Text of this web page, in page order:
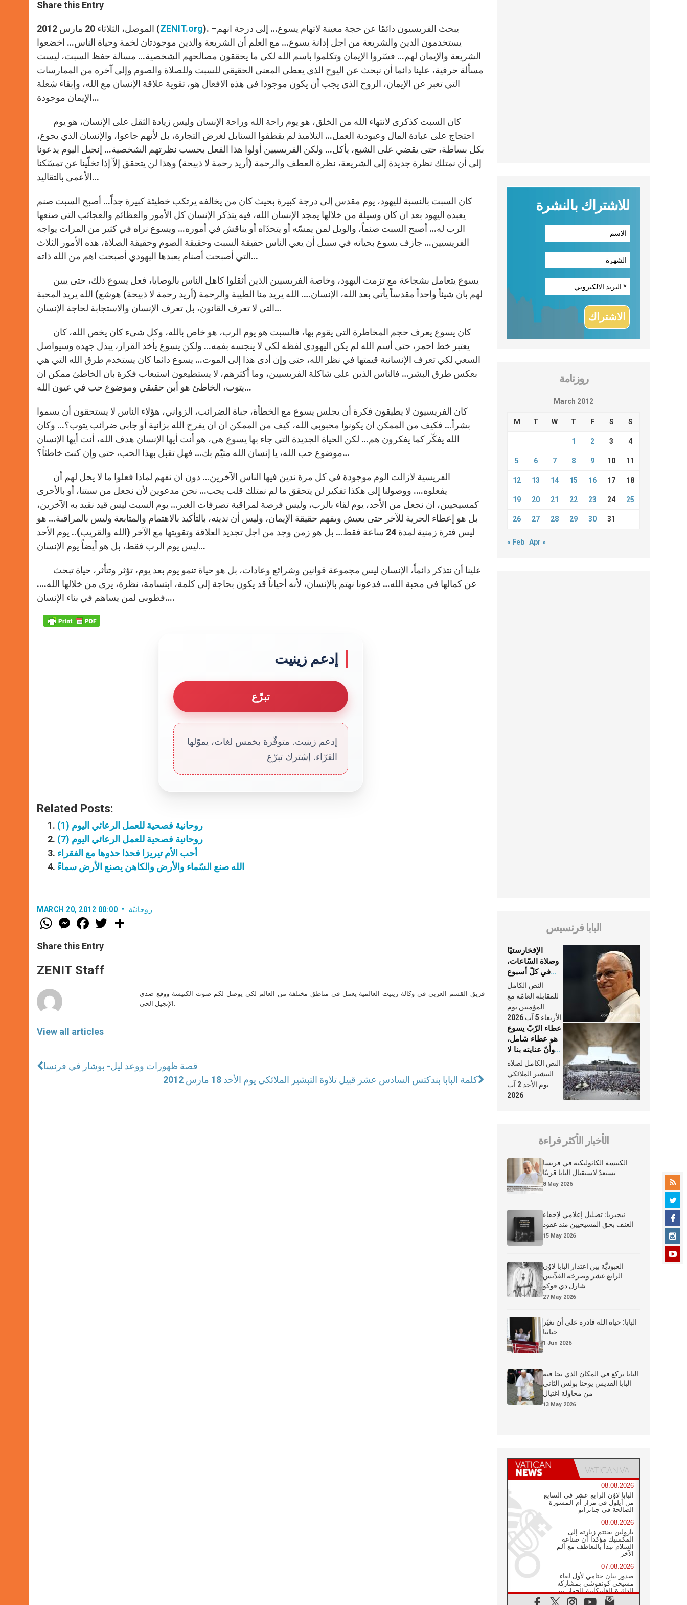
s
p
p
e
g
e
r
b
o
k
r
Share this Entry
الموصل، الثلاثاء 20 مارس 2012 (ZENIT.org). –يبحث الفريسيون دائمًا عن حجة معينة لاتهام يسوع… إلى درجة انهم
يستخدمون الدين والشريعة من اجل إدانة يسوع… مع العلم أن الشريعة والدين موجودتان لخمة وحياة الناس… اخضعوا
الشريعة والإيمان لهم… فسّروا الإيمان وتكلموا باسم الله لكي ما يحققون مصالحهم الشخصية… مسالة حفظ السبت، ليست
مسألة حرفية، علينا دائما أن نبحث عن اليوح الذي يعطي المعنى الحقيقي للسبت وللصلاة والصوم وإلى آخره من الممارسات
التي تعبر عن الإيمان، الروح الذي يجب أن يكون موجودا في هذه الافعال هو، تقوية علاقة الإنسان مع الله، وإبقاء شعلة
الإيمان موجودة…
احتجاج على عبادة المال وعبودية العمل… التلاميذ لم يقطفوا السنابل لغرض التجارة، بل لأنهم جاعوا، والإنسان الذي يجوع،
بكل بساطة، حتى يقضي على الشبع، يأكل… ولكن الفريسيين أولوا هذا الفعل بحسب نظرتهم الشخصية… إنجيل اليوم يدعونا
إلى أن نمتلك نظرة جديدة إلى الشريعة، نظرة العطف والرحمة (أريد رحمة لا ذبيحة) وهذا لن يتحقق إلاّ إذا تخلّينا عن تمسّكنا
الأعمى بالتقاليد…
كان السبت بالنسبة لليهود، يوم مقدس إلى درجة كبيرة بحيث كان من يخالفه يرتكب خطيئة كبيرة جداً… أصبح السبت صنم
يعبده اليهود بعد ان كان وسيلة من خلالها يمجد الإنسان الله، فيه يتذكر الإنسان كل الأمور والعظائم والعجائب التي صنعها
الرب له… أصبح السبت صنماً، والويل لمن يمسّه أو يتحدّاه أو يناقش في أموره… ويسوع نراه في كثير من المرات يواجه
الفريسيين… جازف يسوع بحياته في سبيل أن يعي الناس حقيقة السبت وحقيقة الصوم وحقيقة الصلاة، هذه الأمور الثلاث
التي أصبحت أصنام يعبدها اليهودي أصبحت اهم من الله ذاته…
لهم بان شيئاً واحداً مقدساً يأتي بعد الله، الإنسان…. الله يريد منا الطيبة والرحمة (أريد رحمة لا ذبيحة) هوشع) الله يريد المحبة
التي لا تعرف القانون، بل تعرف الإنسان والاستجابة لحاجة الإنسان…
يعتبر خط احمر، حتى أسم الله لم يكن اليهودي لفظه لكي لا ينجسه بفمه… ولكن يسوع يأخذ القرار، يبذل جهده وسيواصل
السعي لكي تعرف الإنسانية قيمتها في نظر الله، حتى وإن أدى هذا إلى الموت… يسوع دائما كان يستخدم طرق الله التي هي
بعكس طرق البشر… فالناس الذين على شاكلة الفريسيين، وما أكثرهم، لا يستطيعون استيعاب فكرة بان الخاطئ ممكن ان
يتوب، الخاطئ هو أبن حقيقي وموضوع حب في عيون الله…
كان الفريسيون لا يطيقون فكرة أن يجلس يسوع مع الخطأة، جباة الضرائب، الزواني، هؤلاء الناس لا يستحقون أن يسموا
بشراً… فكيف من الممكن ان يكونوا محبوبي الله، كيف من الممكن ان ان يفرح الله بزانية أو جابي ضرائب يتوب؟… وكان
الله يفكّر كما يفكرون هم… لكن الحياة الجديدة التي جاء بها يسوع هي، هو أنت أيها الإنسان هدف الله، أنت أيها الإنسان
موضوع حب الله، يا إنسان الله متيّم بك… فهل تقبل بهذا الحب، حتى وإن كنت خاطئاً؟…
يفعلوه…. ووصولنا إلى هكذا تفكير لن يتحقق ما لم نمتلك قلب يحب… نحن مدعوين لأن نجعل من سبتنا، أو بالأحرى
كمسيحيين، ان نجعل من الأحد، يوم لقاء بالرب، وليس فرصة لمراقبة تصرفات الغير… يوم السبت ليس قيد نقيد به الآخرين،
بل هو إعطاء الحرية للآخر حتى يعيش ويفهم حقيقة الإيمان، وليس أن ندينه، بالتأكيد بالاهتمام والمتابعة وليس بالمراقبة… هو
ليس فترة زمنية لمدة 24 ساعة فقط… بل هو زمن وجد من اجل تجديد العلاقة وتقويتها مع الآخر (الله والقريب).. يوم الأحد
ليس يوم الرب فقط، بل هو أيضاً يوم الإنسان…
عن كمالها في محبة الله… فدعونا نهتم بالإنسان، لأنه أحياناً قد يكون بحاجة إلى كلمة، ابتسامة، نظرة، يرى من خلالها الله….
فطوبى لمن يساهم في بناء الإنسان….
إدعم زينيت
تبرّع
إدعم زينيت. متوفّرة بخمس لغات، يموّلها
القرّاء. إشترك تبرّع
Related Posts:
روحانية فصحية للعمل الرعائي اليوم (1)
روحانية فصحية للعمل الرعائي اليوم (7)
أحب الأم تيريزا فحذا حذوها مع الفقراء
الله صنع السّماء والأرض والكاهن يصنع الأرض سماءً
MARCH 20, 2012 00:00 روحانيّة
W
h
t
s
p
p
M
e
s
e
g
e
F
a
e
b
o
k
w
Share this Entry
ZENIT Staff
View all articles
فريق القسم العربي في وكالة زينيت العالمية يعمل في مناطق مختلفة من العالم لكي يوصل لكم صوت الكنيسة ووقع صدى
الإنجيل الحي.
قصة ظهورات ووعد ليل- بوشار في فرنسا
كلمة البابا بندكتس السادس عشر قبيل تلاوة التبشير الملائكي يوم الأحد 18 مارس 2012
للاشتراك بالنشرة
روزنامة
March 2012
M T W T F S S
1 2 3 4
5 6 7 8 9 10 11
12 13 14 15 16 17 18
19 20 21 22 23 24 25
26 27 28 29 30 31
« Feb Apr »
البابا فرنسيس
الإفخارستيّا
وصلاة السّاعات،
في كلّ أسبوع
وكلّ يوم، هما
النَّفَس في حياة
الكنيسة
النص الكامل
للمقابلة العامّة مع
المؤمنين يوم
الأربعاء 5 آب 2026
عطاء الرّبّ يسوع
هو عطاء شامل،
وأنّ عنايته بنا لا
تغيب عنّا أبدًا
النص الكامل لصلاة
التبشير الملائكي
يوم الأحد 2 آب
2026
الأخبار الأكثر قراءة
الكنيسة الكاثوليكية في فرنسا
تستعدّ لاستقبال البابا قريبًا
8 May 2026
نيجيريا: تضليل إعلامي لإخفاء
العنف بحق المسيحيين منذ عقود
15 May 2026
العبوديَّة بين اعتذار البابا لاوُن
الرابع عشر وصرخة القدِّيس
شارل دي فوكو
27 May 2026
البابا: حياة الله قادرة على أن تغيّر
حياتنا
1 Jun 2026
البابا يركع في المكان الذي نجا فيه
البابا القديس يوحنا بولس الثاني
من محاولة اغتيال
13 May 2026
08.08.2026
البابا لاوُن الرابع عشر في السابع
من أيلول في مزار أم المشورة
الصالحة في جناتزانو
08.08.2026
بارولين يختتم زيارته إلى
المكسيك مؤكدا أن صناعة
السلام تبدأ بالتعاطف مع ألم
الآخر
07.08.2026
صدور بيان ختامي لأول لقاء
مسيحي كونفوشي بمشاركة
الدائرة الفاتيكانية للحوار بين